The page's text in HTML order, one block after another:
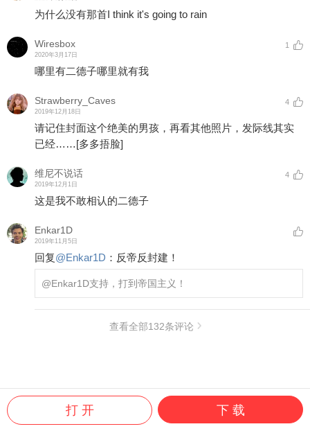
为什么没有那首I think it's going to rain
Wiresbox
2020年3月17日
1
哪里有二德子哪里就有我
Strawberry_Caves
2019年12月18日
4
请记住封面这个绝美的男孩，再看其他照片，发际线其实
已经……[多多捂脸]
维尼不说话
2019年12月1日
4
这是我不敢相认的二德子
Enkar1D
2019年11月5日
回复@Enkar1D ： 反帝反封建！
@Enkar1D支持，打到帝国主义！
查看全部132条评论
打 开 下 载